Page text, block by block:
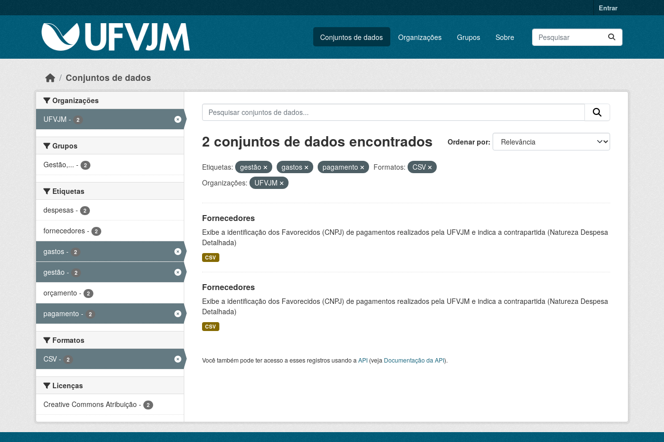
Entrar
Conjuntos de dados Organizações Grupos Sobre
Conjuntos de dados
Organizações
UFVJM - 2
Grupos
Gestão,... - 2
Etiquetas
despesas - 2
fornecedores - 2
gastos - 2
gestão - 2
orçamento - 2
pagamento - 2
Formatos
CSV - 2
Licenças
Creative Commons Atribuição - 2
Ordenar por
2 conjuntos de dados encontrados
Etiquetas: gestão gastos pagamento Formatos:
CSV
Organizações:
UFVJM
Fornecedores
Exibe a identificação dos Favorecidos (CNPJ) de pagamentos realizados pela UFVJM e indica a contrapartida (Natureza Despesa
Detalhada)
CSV
Fornecedores
Exibe a identificação dos Favorecidos (CNPJ) de pagamentos realizados pela UFVJM e indica a contrapartida (Natureza Despesa
Detalhada)
CSV
Você também pode ter acesso a esses registros usando a API(veja Documentação da API).